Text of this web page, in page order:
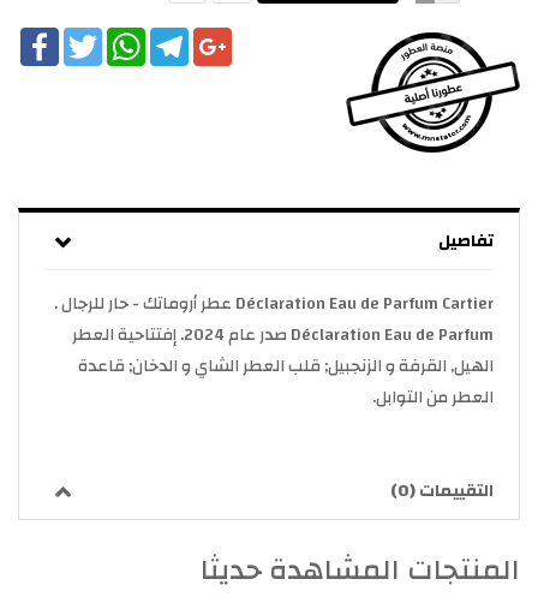
Twitter
WhatsAppTelegramGoogle+
تفاصيل
Déclaration Eau de Parfum Cartier عطر أروماتك - حار للرجال .
Déclaration Eau de Parfum صدر عام 2024. إفتتاحية العطر
الهيل, القرفة و الزنجبيل; قلب العطر الشاي و الدخان; قاعدة
العطر من التوابل.
التقييمات (0)
المنتجات المشاهدة حديثا